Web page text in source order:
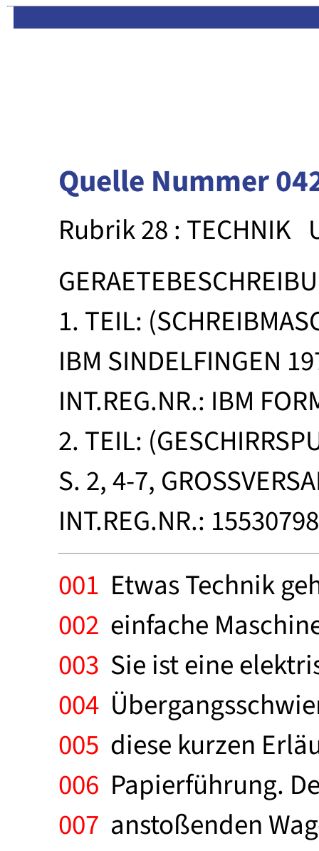
Quelle Nummer
Rubrik 28 : TECHNIK
1. TEIL:
IBM SINDELFINGEN
INT.REG.NR.: IBM
2. TEIL:
S. 2, 4-7,
INT.REG.NR.:
001 Etwas Technik
002 einfache
003 Sie ist eine
004
005 diese kurzen
006 Papierführung.
007 anstoßenden